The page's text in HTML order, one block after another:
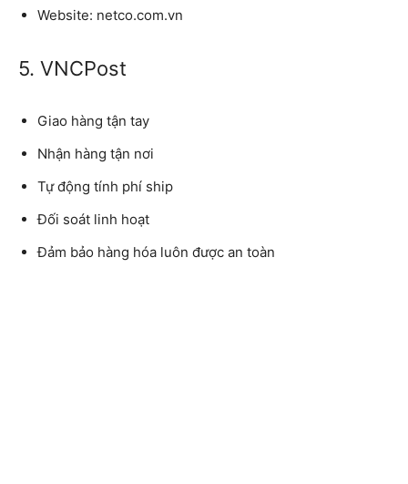
Website: netco.com.vn
5. VNCPost
Giao hàng tận tay
Nhận hàng tận nơi
Tự động tính phí ship
Đối soát linh hoạt
Đảm bảo hàng hóa luôn được an toàn